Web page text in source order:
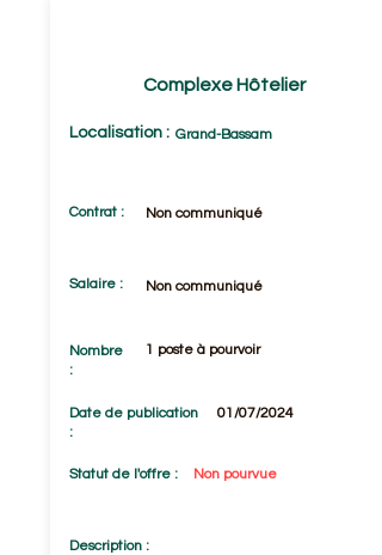
Complexe Hôtelier
Localisation : Grand-Bassam
Contrat : Non communiqué
Salaire : Non communiqué
Nombre
:
1 poste à pourvoir
Date de publication
:
01/07/2024
Statut de l'offre : Non pourvue
Description :